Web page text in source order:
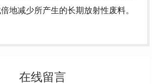
地减少所产生的长期放射性废料。
在线留言